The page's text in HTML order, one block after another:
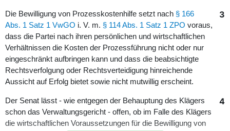
3
Die Bewilligung von Prozesskostenhilfe setzt nach § 166
Abs. 1 Satz 1 VwGO i. V. m. § 114 Abs. 1 Satz 1 ZPO voraus,
dass die Partei nach ihren persönlichen und wirtschaftlichen
Verhältnissen die Kosten der Prozessführung nicht oder nur
eingeschränkt aufbringen kann und dass die beabsichtigte
Rechtsverfolgung oder Rechtsverteidigung hinreichende
Aussicht auf Erfolg bietet sowie nicht mutwillig erscheint.
4
Der Senat lässt - wie entgegen der Behauptung des Klägers
schon das Verwaltungsgericht - offen, ob im Falle des Klägers
die wirtschaftlichen Voraussetzungen für die Bewilligung von